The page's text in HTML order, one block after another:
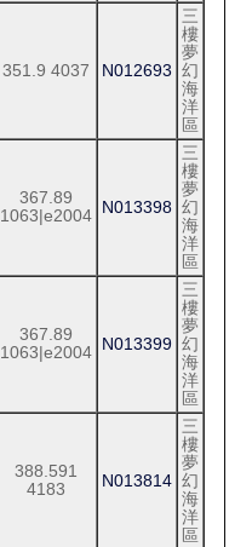
351.9 4037 N012693
三
樓
夢
幻
海
洋
區
367.89
1063|e2004 N013398
三
樓
夢
幻
海
洋
區
367.89
1063|e2004 N013399
三
樓
夢
幻
海
洋
區
388.591
4183
N013814
三
樓
夢
幻
海
洋
區